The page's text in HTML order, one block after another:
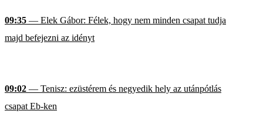
09:35 — Elek Gábor: Félek, hogy nem minden csapat tudja
majd befejezni az idényt
09:02 — Tenisz: ezüstérem és negyedik hely az utánpótlás
csapat Eb-ken